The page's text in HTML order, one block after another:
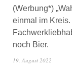
(Werbung*)
einmal im
noch Bier.
19. August 2022